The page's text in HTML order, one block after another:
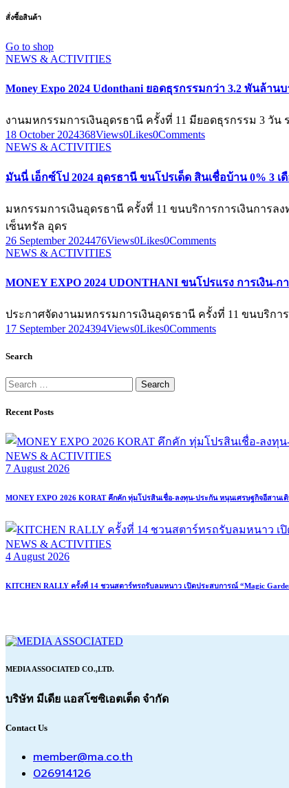
สั่งซื้อสินค้า
Go to shop
NEWS & ACTIVITIES
Money Expo 2024 Udonthani ยอดธุรกรรมกว่า 3.2 พันล้าน
งานมหกรรมการเงินอุดรธานี ครั้งที่ 11 มียอดธุรกรรม 3 วั
18 October 2024368Views0Likes0Comments
NEWS & ACTIVITIES
มันนี่ เอ็กซ์โป 2024 อุดรธานี ขนโปรเด็ด สินเชื่อบ้าน 0% 3
มหกรรมการเงินอุดรธานี ครั้งที่ 11 ขนบริการการเงินการ
เซ็นทรัล อุดร
26 September 2024476Views0Likes0Comments
NEWS & ACTIVITIES
MONEY EXPO 2024 UDONTHANI ขนโปรแรง การเงิน
ประกาศจัดงานมหกรรมการเงินอุดรธานี ครั้งที่ 11 ขนบริก
17 September 2024394Views0Likes0Comments
Search
Search
for:
Recent Posts
NEWS & ACTIVITIES
7 August 2026
MONEY EXPO 2026 KORAT คึกคัก ทุ่มโปรสินเชื่อ-ลงทุน-ประกัน หนุนเศรษฐกิจอีสานเ
NEWS & ACTIVITIES
4 August 2026
KITCHEN RALLY ครั้งที่ 14 ชวนสตาร์ทรถรับลมหนาว เปิดประสบการณ์ “Magic
MEDIA ASSOCIATED CO.,LTD.
บริษัท มีเดีย แอสโซซิเอตเต็ด จำกัด
Contact Us
member@ma.co.th
026914126